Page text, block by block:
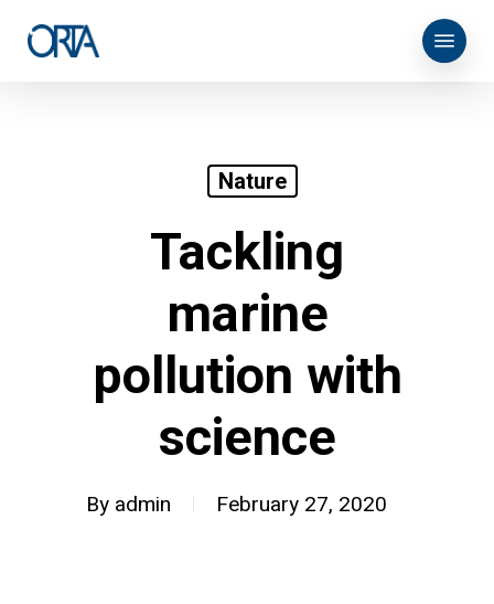
Menu
Nature
Tackling
marine
pollution with
science
By admin February 27, 2020